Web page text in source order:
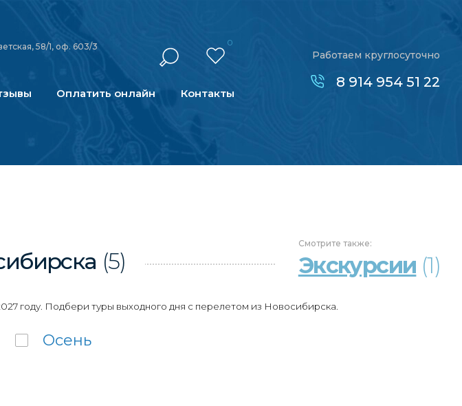
58/1, оф. 603/3 0
Оплатить онлайн Контакты
Работаем круглосуточно
8 914 954 51 22
(5)
Смотрите также:
Экскурсии (1)
году. Подбери туры выходного дня с перелетом из Новосибирска.
Осень